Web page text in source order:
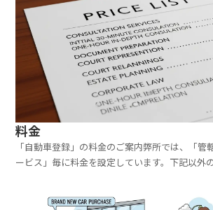
料金
「自動車登録」の料金のご案内弊所では、「管
ービス」毎に料金を設定しています。下記以外